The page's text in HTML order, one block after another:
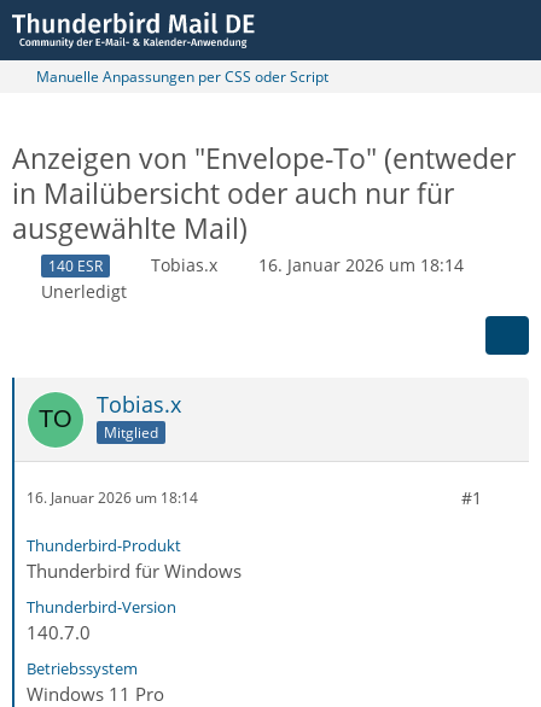
Manuelle Anpassungen per CSS oder Script
Anzeigen von "Envelope-To" (entweder
in Mailübersicht oder auch nur für
ausgewählte Mail)
140 ESR Tobias.x
16. Januar 2026 um 18:14
Unerledigt
Tobias.x
Mitglied
16. Januar 2026 um 18:14 #1
Thunderbird-Produkt
Thunderbird für Windows
Thunderbird-Version
140.7.0
Betriebssystem
Windows 11 Pro